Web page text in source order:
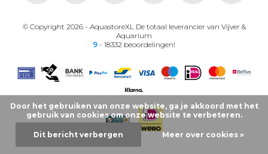
© Copyright 2026 - AquastoreXL De totaal leverancier van Vijver &
Aquarium
9 - 18332 beoordelingen!
Door het gebruiken van onze website, ga je akkoord met het
gebruik van cookies om onze website te verbeteren.
Dit bericht verbergen Meer over cookies »